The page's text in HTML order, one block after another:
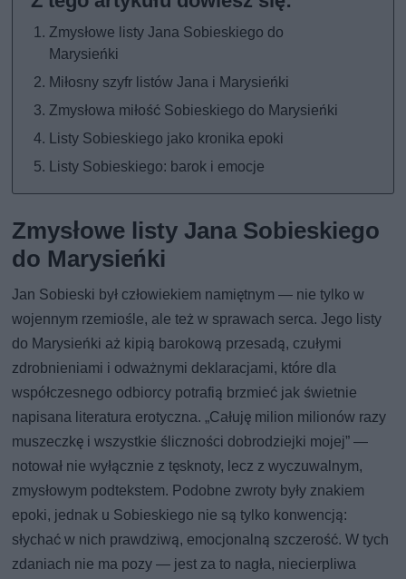
Zmysłowe listy Jana Sobieskiego do
Marysieńki
Miłosny szyfr listów Jana i Marysieńki
Zmysłowa miłość Sobieskiego do Marysieńki
Listy Sobieskiego jako kronika epoki
Listy Sobieskiego: barok i emocje
Zmysłowe listy Jana Sobieskiego
do Marysieńki
Jan Sobieski był człowiekiem namiętnym — nie tylko w
wojennym rzemiośle, ale też w sprawach serca. Jego listy
do Marysieńki aż kipią barokową przesadą, czułymi
zdrobnieniami i odważnymi deklaracjami, które dla
współczesnego odbiorcy potrafią brzmieć jak świetnie
napisana literatura erotyczna. „Całuję milion milionów razy
muszeczkę i wszystkie śliczności dobrodziejki mojej” —
notował nie wyłącznie z tęsknoty, lecz z wyczuwalnym,
zmysłowym podtekstem. Podobne zwroty były znakiem
epoki, jednak u Sobieskiego nie są tylko konwencją:
słychać w nich prawdziwą, emocjonalną szczerość. W tych
zdaniach nie ma pozy — jest za to nagła, niecierpliwa